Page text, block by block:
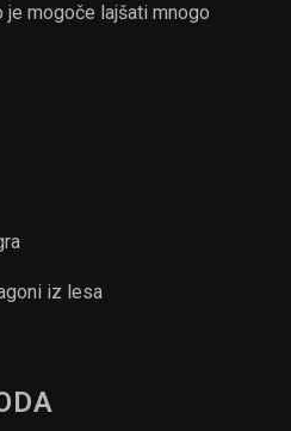
mogoče lajšati mnogo
iz lesa